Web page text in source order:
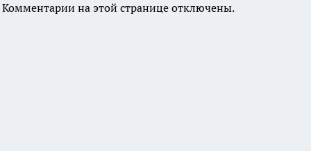
Комментарии на этой странице отключены.